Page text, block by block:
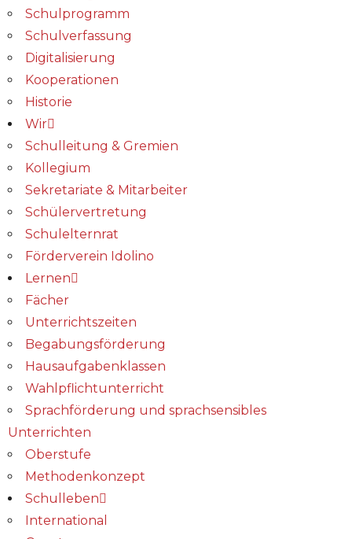
Schulprogramm
Schulverfassung
Digitalisierung
Kooperationen
Historie
Wir
Schulleitung & Gremien
Kollegium
Sekretariate & Mitarbeiter
Schülervertretung
Schulelternrat
Förderverein Idolino
Lernen
Fächer
Unterrichtszeiten
Begabungs­förderung
Hausaufgabenklassen
Wahlpflichtunterricht
Sprachförderung und sprachsensibles
Unterrichten
Oberstufe
Methodenkonzept
Schulleben
International